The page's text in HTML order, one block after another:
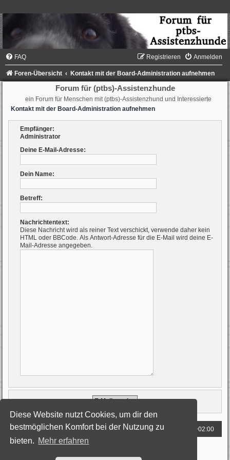
Diese Website nutzt Cookies, um dir den
bestmöglichen Komfort bei der Nutzung zu
bieten. Mehr erfahren
FAQ Anmelden
Registrieren
Foren-Übersicht Kontakt mit der Board-Administration aufnehmen
Forum für (ptbs)-Assistenzhunde
ein Forum für Menschen mit (ptbs)-Assistenzhund und Interessierte
Kontakt mit der Board-Administration aufnehmen
Empfänger:
Administrator
Deine E-Mail-Adresse:
Dein Name:
Betreff:
Nachrichtentext:
Diese Nachricht wird als reiner Text verschickt, verwende daher kein
HTML oder BBCode. Als Antwort-Adresse für die E-Mail wird deine E-
Mail-Adresse angegeben.
Foren-Übersicht Alle Zeiten sind UTC+02:00
Deutsche Übersetzung durchphpBB.de